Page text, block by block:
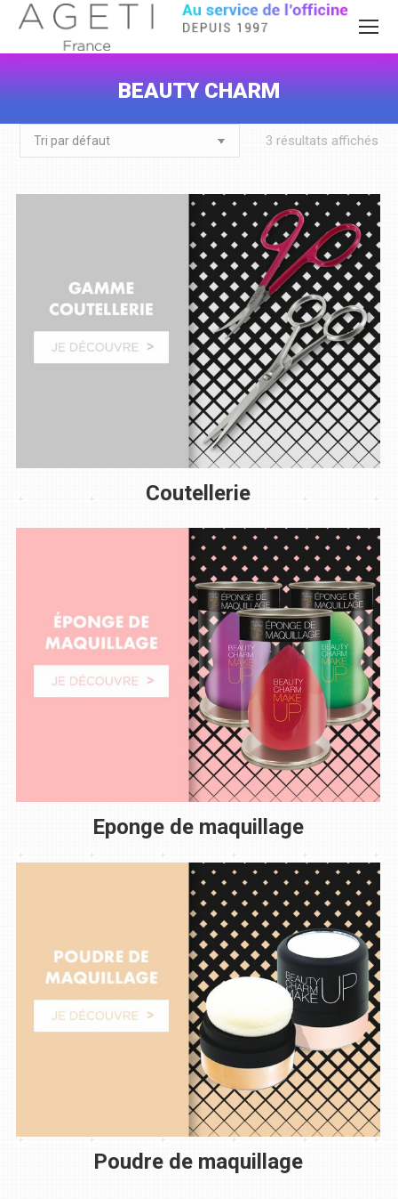
BEAUTY CHARM
3 résultats affichés
Coutellerie
Eponge de maquillage
Poudre de maquillage